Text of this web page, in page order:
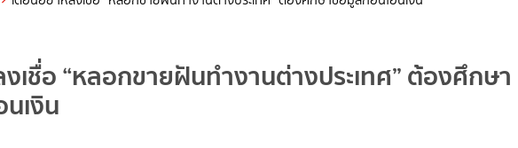
เชื่อ “หลอกขายฝันทำงานต่างประเทศ” ต้องศึกษา
เงิน